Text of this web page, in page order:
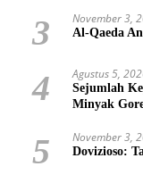
3 November 3,
Al-Qaeda
4 Agustus 5,
Sejumlah
Minyak
5 November 3,
Dovizioso: